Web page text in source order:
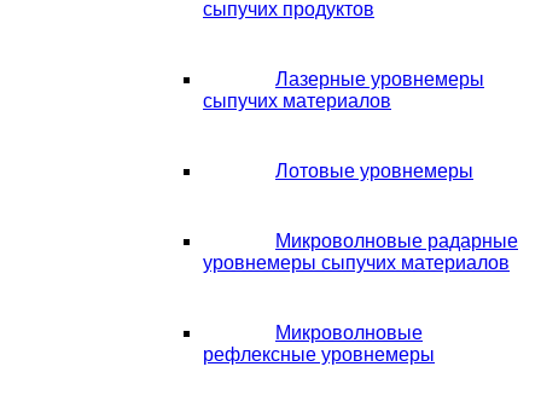
сыпучих продуктов
Лазерные уровнемеры
сыпучих материалов
Лотовые уровнемеры
Микроволновые радарные
уровнемеры сыпучих материалов
Микроволновые
рефлексные уровнемеры